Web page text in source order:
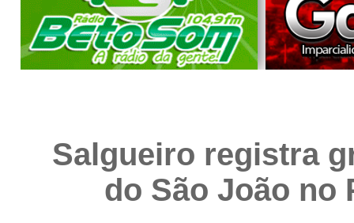
Salgueiro registra
do São João no